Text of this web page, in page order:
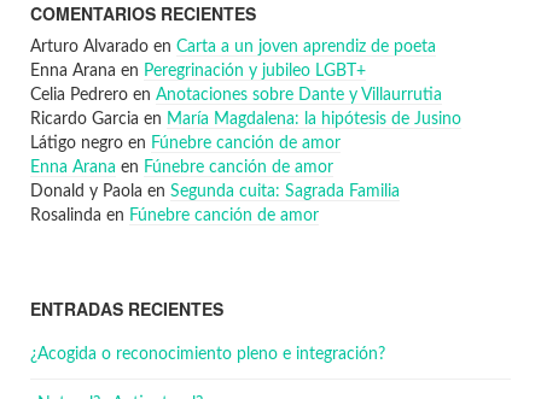
COMENTARIOS RECIENTES
Arturo Alvarado en Carta a un joven aprendiz de poeta
Enna Arana en Peregrinación y jubileo LGBT+
Celia Pedrero en Anotaciones sobre Dante y Villaurrutia
Ricardo Garcia en María Magdalena: la hipótesis de Jusino
Látigo negro en Fúnebre canción de amor
Enna Arana en Fúnebre canción de amor
Donald y Paola en Segunda cuita: Sagrada Familia
Rosalinda en Fúnebre canción de amor
ENTRADAS RECIENTES
¿Acogida o reconocimiento pleno e integración?